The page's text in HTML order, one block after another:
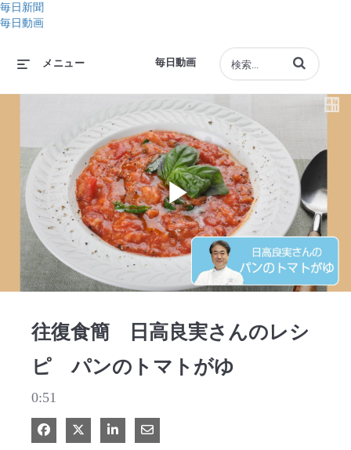
毎日新聞
毎日動画
毎日動画
メニュー 動画の検索語句
Play
往復食簡 日高良実さんのレシ
ピ パンのトマトがゆ
0:51
Facebook で共有
Xで共有する
LinkedIn で共有
電子メールで共有